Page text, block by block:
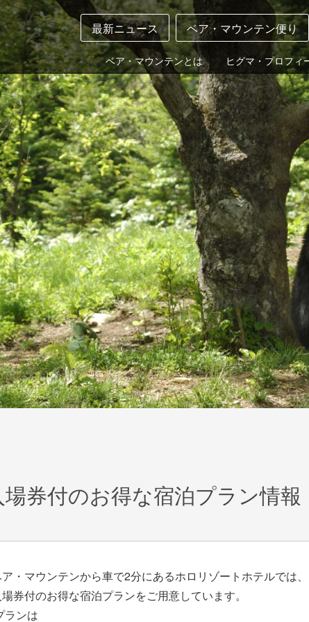
最新ニュース ベア・マウンテン便り
ベア・マウンテンとは ヒグマ・プロフィ
場券付のお得な宿泊プラン情報
・マウンテンから車で2分にあるホロリゾートホテルでは、
場券付のお得な宿泊プランをご用意しています。
ランは